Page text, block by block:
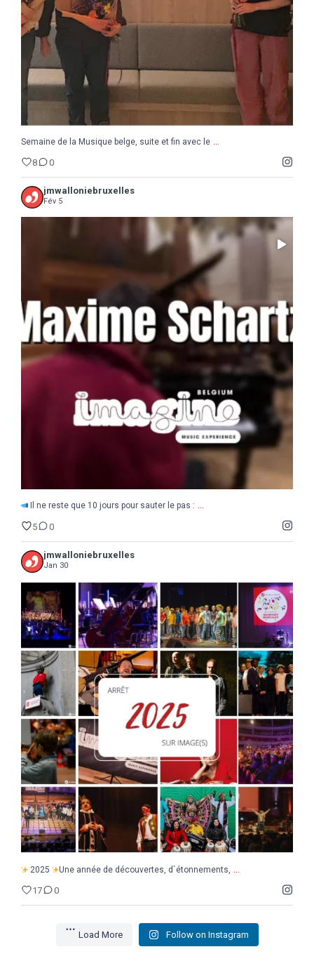
Semaine de la Musique belge, suite et fin avec le ...
8 0
jmwalloniebruxelles
Fév 5
Il ne reste que 10 jours pour sauter le pas :
5
Il ne reste que 10 jours pour sauter le pas : ...
5 0
jmwalloniebruxelles
Jan 30
2025 Une année de découvertes, d`étonnements, ...
2025 Une année de découvertes, d`étonnements, ...
17 0
Load More Follow on Instagram